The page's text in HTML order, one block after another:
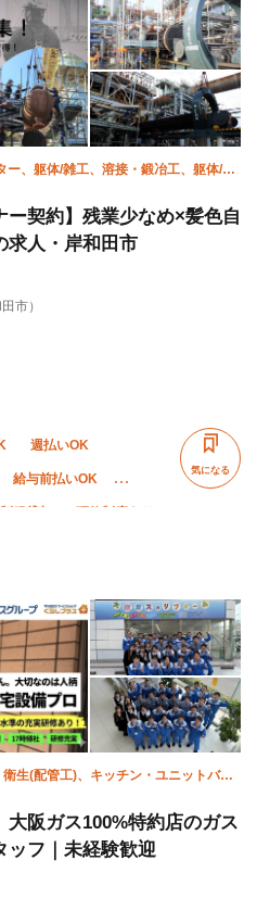
、躯体/雑工、溶接・鍛冶工、躯体/鳶
ー契約】残業少なめ×髪色自
求人・岸和田市
市）
週払いOK
給与前払いOK
直帰・直行OK
暇 車・バイク通勤OK
気になる
生(配管工)、キッチン・ユニットバ
大阪ガス100%特約店のガス
ッフ｜未経験歓迎